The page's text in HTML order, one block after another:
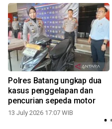
Polres Batang ungkap dua
kasus penggelapan dan
pencurian sepeda motor
13 July 2026 17:07 WIB